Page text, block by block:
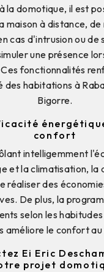
la domotique, il est
maison à distance,
cas d'intrusion ou de
une présence
fonctionnalités
des habitations à
Bigorre.
confort
intelligemment
et la climatisation, la
réaliser des
De plus, la
selon les
améliore le confort
Ei Eric
projet